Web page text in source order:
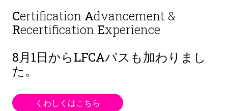
Certification Advancement &
Recertification Experience
8月1日からLFCAパスも加わりまし
た。
くわしくはこちら